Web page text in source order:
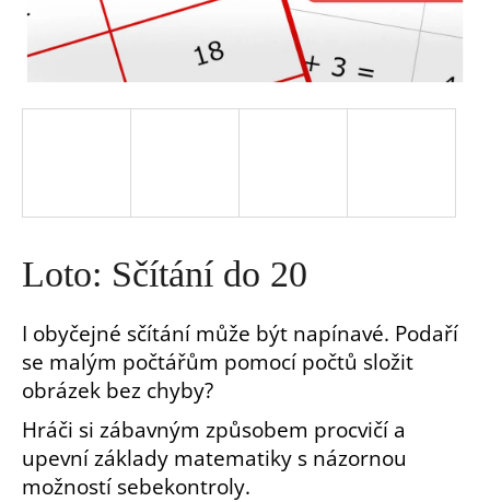
Loto: Sčítání do 20
I obyčejné sčítání může být napínavé. Podaří
se malým počtářům pomocí počtů složit
obrázek bez chyby?
Hráči si zábavným způsobem procvičí a
upevní základy matematiky s názornou
možností sebekontroly.
j
t
HLEDAT
D
o
p